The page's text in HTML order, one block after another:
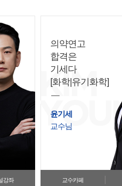
강좌
의약연고
합격은
기세다
[화학|유기화학]
윤기세
교수님
교수카페